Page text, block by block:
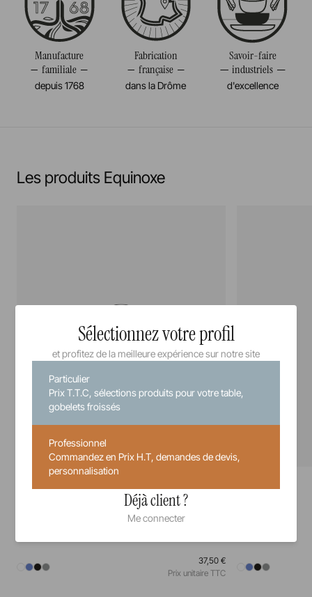
Résiste au congélateur et aux chocs thermiques
(-20°c)
Pas de cuisson à la flamme, ni gaz, ni électrique
Poids 0,497KG
Manufacture
familiale
depuis 1768
Fabrication
française
dans la Drôme
Savoir-faire
industriels
d'excellence
Les produits Equinoxe
Equinoxe
Assiette
37,50 €
Prix unitaire TTC
Assiette à pain
Sélectionnez votre profil
et profitez de la meilleure expérience sur notre site
Particulier
Prix T.T.C, sélections produits pour votre table,
gobelets froissés
Professionnel
Commandez en Prix H.T, demandes de devis,
personnalisation
Déjà client ?
Me connecter